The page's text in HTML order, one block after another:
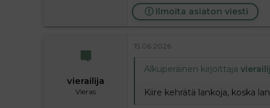
Ilmoita asiaton viesti
vierailija
Vieras
15.06.2026
Alkuperäinen kirjoittaja
Kiire kehrätä lankoja, koska